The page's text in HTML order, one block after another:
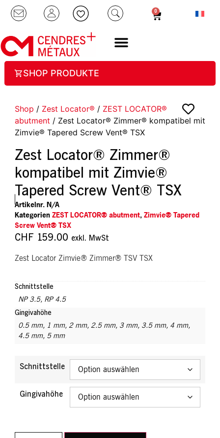
0
SHOP PRODUKTE
Shop / Zest Locator® / ZEST LOCATOR®
abutment / Zest Locator® Zimmer® kompatibel mit
Zimvie® Tapered Screw Vent® TSX
Zest Locator® Zimmer®
kompatibel mit Zimvie®
Tapered Screw Vent® TSX
Artikelnr. N/A
Kategorien ZEST LOCATOR® abutment, Zimvie® Tapered
Screw Vent® TSX
CHF 159.00 exkl. MwSt
Zest Locator Zimvie® Zimmer® TSV TSX
Schnittstelle
NP 3.5, RP 4.5
Gingivahöhe
0.5 mm, 1 mm, 2 mm, 2.5 mm, 3 mm, 3.5 mm, 4 mm,
4.5 mm, 5 mm
Schnittstelle
Gingivahöhe